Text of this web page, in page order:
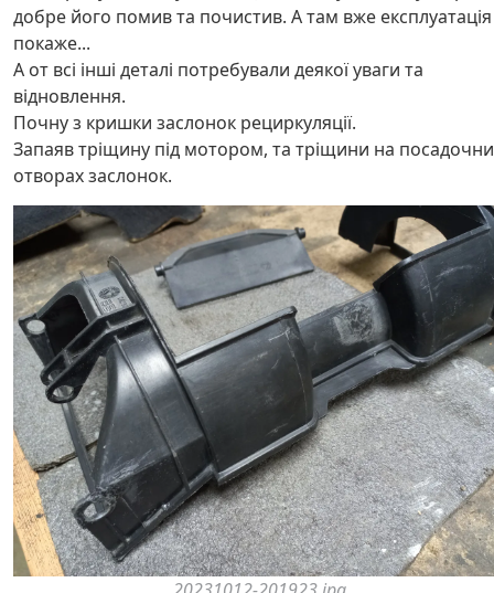
добре його помив та почистив. А там вже експлуатація
покаже...
А от всі інші деталі потребували деякої уваги та
відновлення.
Почну з кришки заслонок рециркуляції.
Запаяв тріщину під мотором, та тріщини на
отворах заслонок.